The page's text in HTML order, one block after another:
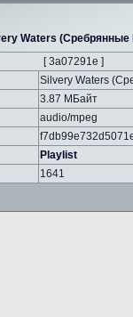
Waters
[ 3a07291e ]
Silvery Waters
3.87 МБайт
audio/mpeg
Playlist
1641